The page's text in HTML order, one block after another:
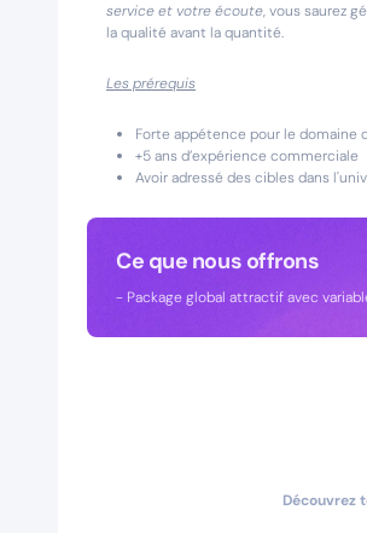
service et votre écoute, vous saurez
la qualité avant la quantité.
Les prérequis
Forte appétence pour le domaine
+5 ans d’expérience commerciale
Avoir adressé des cibles dans
Ce que nous offrons
- Package global attractif avec
Découvrez